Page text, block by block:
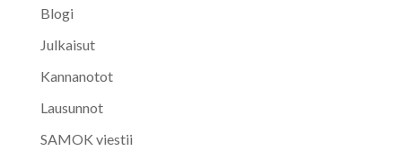
Blogi
Julkaisut
Kannanotot
Lausunnot
SAMOK viestii